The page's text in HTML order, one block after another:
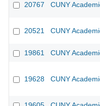
20767 CUNY
20521 CUNY
19861 CUNY
19628 CUNY